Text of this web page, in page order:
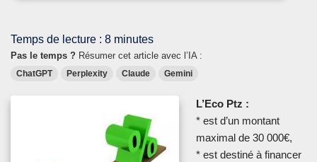
Temps de lecture : 8 minutes
Pas le temps ? Résumer cet article avec l’IA :
ChatGPT Perplexity Claude Gemini
L’Eco Ptz :
* est d’un montant
maximal de 30 000€,
* est destiné à financer